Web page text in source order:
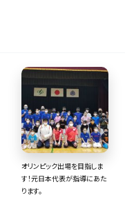
オリンピック出場を目指しま
す！元日本代表が指導にあた
ります。